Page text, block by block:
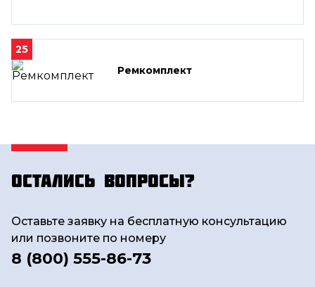
25
Ремкомплект
Остались вопросы?
Оставьте заявку на бесплатную консультацию
или позвоните по номеру
8 (800) 555-86-73